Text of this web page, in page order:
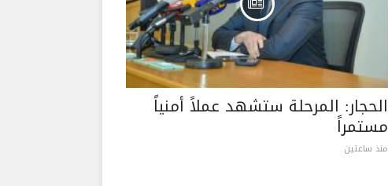
الحجار: المرحلة ستشهد عملاً أمنياً
مستمراً
منذ ساعتين